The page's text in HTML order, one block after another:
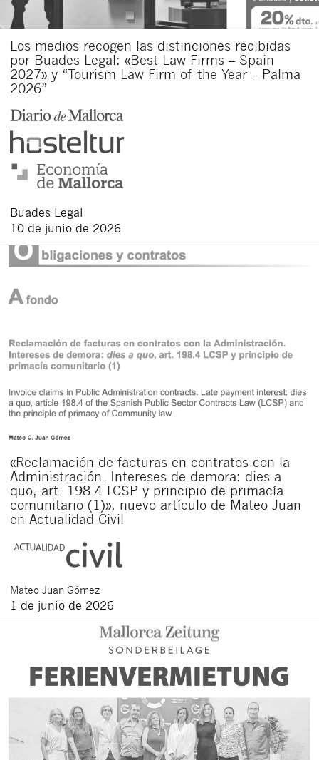
Los medios recogen las distinciones recibidas
por Buades Legal: «Best Law Firms – Spain
2027» y “Tourism Law Firm of the Year – Palma
2026”
Buades Legal
10 de junio de 2026
«Reclamación de facturas en contratos con la
Administración. Intereses de demora: dies a
quo, art. 198.4 LCSP y principio de primacía
comunitario (1)», nuevo artículo de Mateo Juan
en Actualidad Civil
Mateo Juan Gómez
1 de junio de 2026